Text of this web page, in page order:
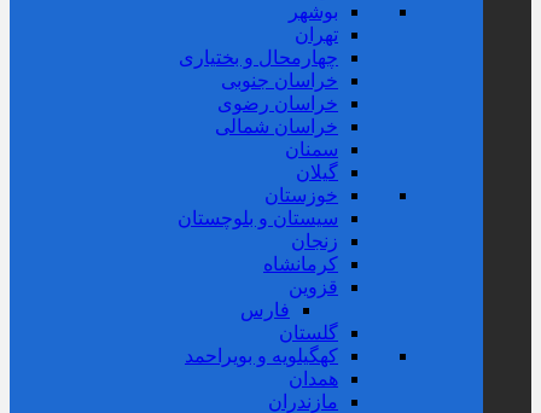
بوشهر
تهران
چهارمحال و بختیاری
خراسان جنوبی
خراسان رضوی
خراسان شمالی
سمنان
گیلان
خوزستان
سیستان و بلوچستان
زنجان
کرمانشاه
قزوین
فارس
گلستان
کهگیلویه و بویراحمد
همدان
مازندران